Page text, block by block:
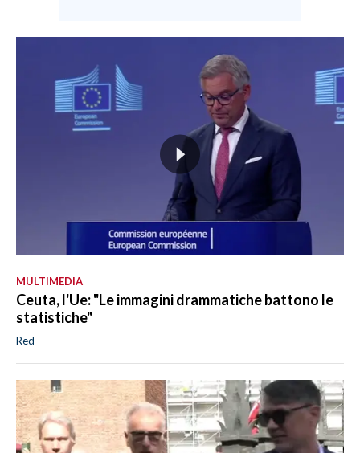
MULTIMEDIA
Ceuta, l'Ue: "Le immagini drammatiche battono le
statistiche"
Red